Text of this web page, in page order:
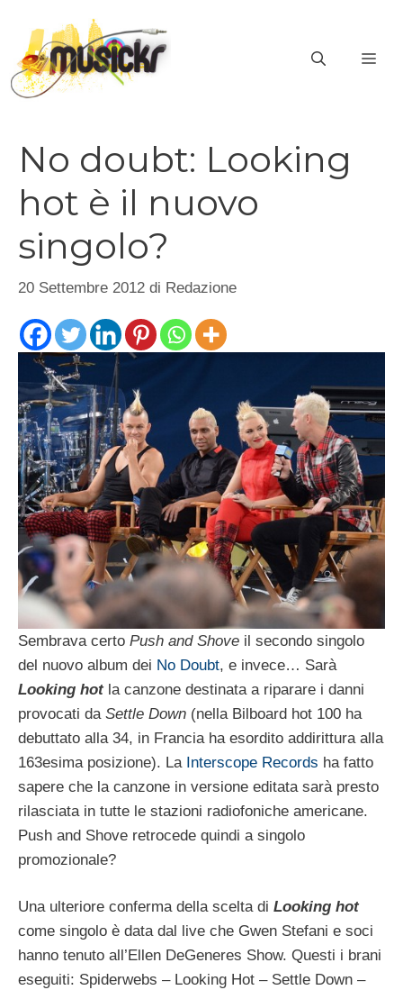
contenuto
No doubt: Looking
hot è il nuovo
singolo?
20 Settembre 2012 di Redazione
Sembrava certo Push and Shove il secondo singolo
del nuovo album dei No Doubt, e invece… Sarà
Looking hot la canzone destinata a riparare i danni
provocati da Settle Down (nella Bilboard hot 100 ha
debuttato alla 34, in Francia ha esordito addirittura alla
163esima posizione). La Interscope Records ha fatto
sapere che la canzone in versione editata sarà presto
rilasciata in tutte le stazioni radiofoniche americane.
Push and Shove retrocede quindi a singolo
promozionale?
Una ulteriore conferma della scelta di Looking hot
come singolo è data dal live che Gwen Stefani e soci
hanno tenuto all’Ellen DeGeneres Show. Questi i brani
eseguiti: Spiderwebs – Looking Hot – Settle Down –